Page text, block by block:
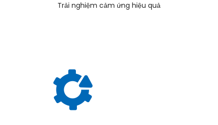
Trải nghiệm cảm ứng hiệu quả